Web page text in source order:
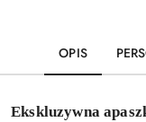
OPIS
Ekskluzywna